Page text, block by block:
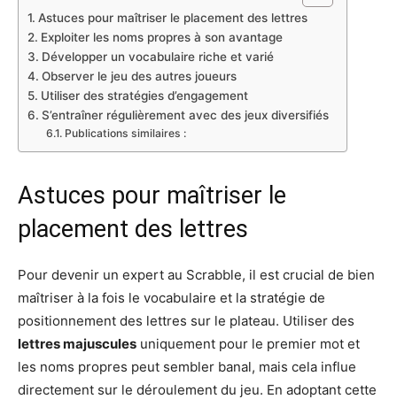
Astuces pour maîtriser le placement des lettres
Exploiter les noms propres à son avantage
Développer un vocabulaire riche et varié
Observer le jeu des autres joueurs
Utiliser des stratégies d’engagement
S’entraîner régulièrement avec des jeux diversifiés
Publications similaires :
Astuces pour maîtriser le
placement des lettres
Pour devenir un expert au Scrabble, il est crucial de bien
maîtriser à la fois le vocabulaire et la stratégie de
positionnement des lettres sur le plateau. Utiliser des
lettres majuscules uniquement pour le premier mot et
les noms propres peut sembler banal, mais cela influe
directement sur le déroulement du jeu. En adoptant cette